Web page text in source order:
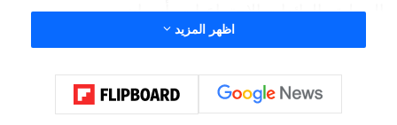
المحلية والرائدات الاجتماعيات بأسوان.
وشهد اللقاء استعراض حملات التوعية المقدمة من
الرائدات الاجتماعيات ودورهن في تصحيح المفاهيم
اظهر المزيد